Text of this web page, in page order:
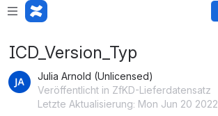
ICD_Version_Typ
Julia Arnold (Unlicensed)
Veröffentlicht in ZfKD-Lieferdatensatz
Letzte Aktualisierung: Mon Jun 20 2022